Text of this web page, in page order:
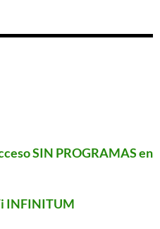
SIN PROGRAMAS en
INFINITUM